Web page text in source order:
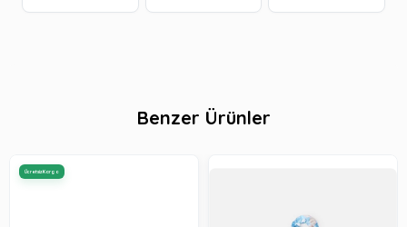
Benzer Ürünler
Ücretsiz Kargo